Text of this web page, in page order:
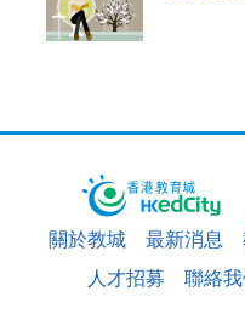
關於教城 最新消息
人才招募
聯絡我